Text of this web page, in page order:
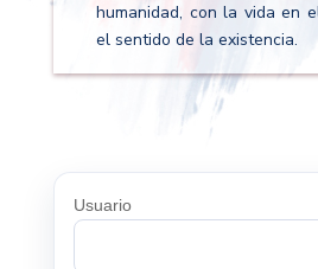
humanidad, con la vida en
el sentido de la existencia.
Usuario